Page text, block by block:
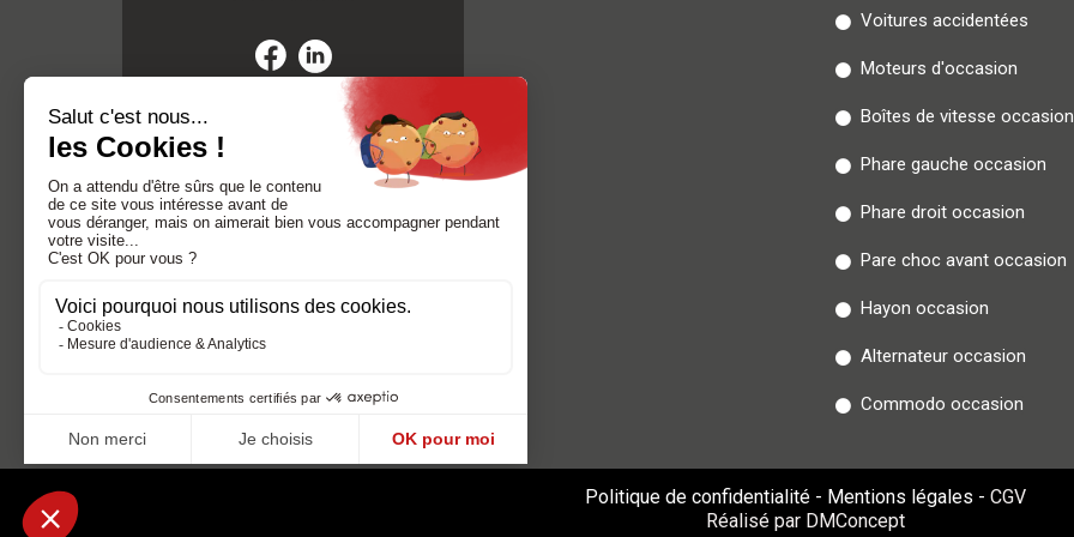
Voitures accidentées
Moteurs d'occasion
Boîtes de vitesse occasion
Phare gauche occasion
Phare droit occasion
Pare choc avant occasion
Hayon occasion
Alternateur occasion
Commodo occasion
Politique de confidentialité - Mentions légales - CGV
Réalisé par DMConcept